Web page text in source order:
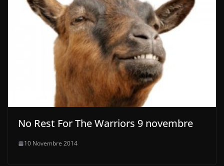
No Rest For The Warriors 9 novembre
10 Novembre 2014